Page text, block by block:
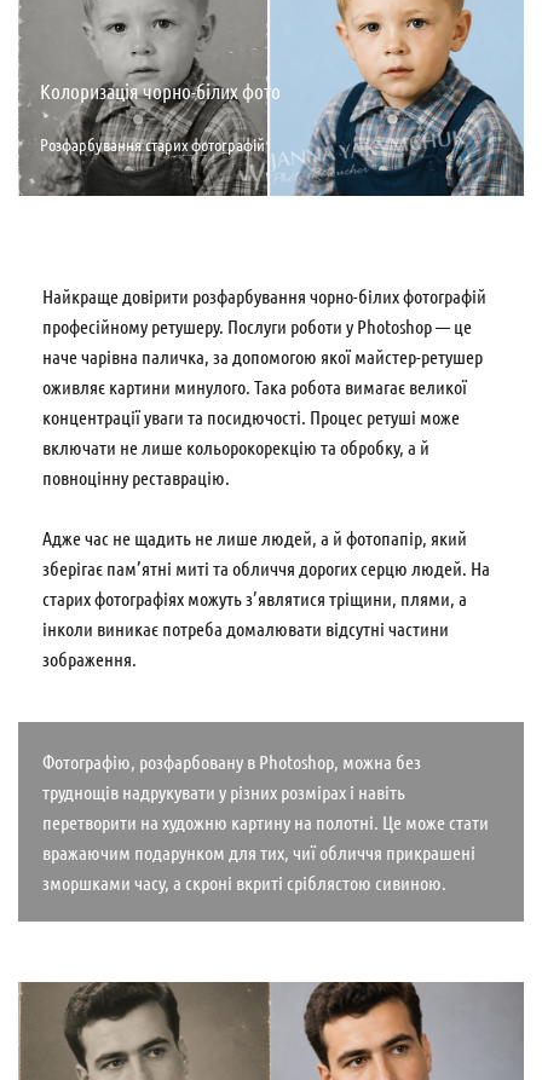
Колоризація чорно-білих фото
Розфарбування старих фотографій
Найкраще довірити розфарбування чорно-білих фотографій
професійному ретушеру. Послуги роботи у Photoshop — це
наче чарівна паличка, за допомогою якої майстер-ретушер
оживляє картини минулого. Така робота вимагає великої
концентрації уваги та посидючості. Процес ретуші може
включати не лише кольорокорекцію та обробку, а й
повноцінну реставрацію.
Адже час не щадить не лише людей, а й фотопапір, який
зберігає пам’ятні миті та обличчя дорогих серцю людей. На
старих фотографіях можуть з’являтися тріщини, плями, а
інколи виникає потреба домалювати відсутні частини
зображення.
Фотографію, розфарбовану в Photoshop, можна без
труднощів надрукувати у різних розмірах і навіть
перетворити на художню картину на полотні. Це може стати
вражаючим подарунком для тих, чиї обличчя прикрашені
зморшками часу, а скроні вкриті сріблястою сивиною.